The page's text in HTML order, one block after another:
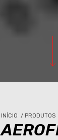
INÍCIO / PRODUTOS